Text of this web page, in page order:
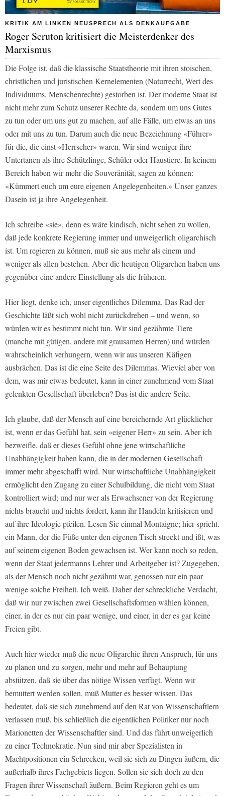
KRITIK AM LINKEN NEUSPRECH ALS DENKAUFGABE
Roger Scruton kritisiert die Meisterdenker des
Marxismus
Die Folge ist, daß die klassische Staatstheorie mit ihren stoischen,
christlichen und juristischen Kernelementen (Naturrecht, Wert des
Individuums, Menschenrechte) gestorben ist. Der moderne Staat ist
nicht mehr zum Schutz unserer Rechte da, sondern um uns Gutes
zu tun oder um uns gut zu machen, auf alle Fälle, um etwas an uns
oder mit uns zu tun. Darum auch die neue Bezeichnung «Führer»
für die, die einst «Herrscher» waren. Wir sind weniger ihre
Untertanen als ihre Schützlinge, Schüler oder Haustiere. In keinem
Bereich haben wir mehr die Souveränität, sagen zu können:
«Kümmert euch um eure eigenen Angelegenheiten.» Unser ganzes
Dasein ist ja ihre Angelegenheit.
Ich schreibe «sie», denn es wäre kindisch, nicht sehen zu wollen,
daß jede konkrete Regierung immer und unweigerlich oligarchisch
ist. Um regieren zu können, muß sie aus mehr als einem und
weniger als allen bestehen. Aber die heutigen Oligarchen haben uns
gegenüber eine andere Einstellung als die früheren.
Hier liegt, denke ich, unser eigentliches Dilemma. Das Rad der
Geschichte läßt sich wohl nicht zurückdrehen – und wenn, so
würden wir es bestimmt nicht tun. Wir sind gezähmte Tiere
(manche mit gütigen, andere mit grausamen Herren) und würden
wahrscheinlich verhungern, wenn wir aus unseren Käfigen
ausbrächen. Das ist die eine Seite des Dilemmas. Wieviel aber von
dem, was mir etwas bedeutet, kann in einer zunehmend vom Staat
gelenkten Gesellschaft überleben? Das ist die andere Seite.
Ich glaube, daß der Mensch auf eine bereichernde Art glücklicher
ist, wenn er das Gefühl hat, sein «eigener Herr» zu sein. Aber ich
bezweiﬂe, daß er dieses Gefühl ohne jene wirtschaftliche
Unabhängigkeit haben kann, die in der modernen Gesellschaft
immer mehr abgeschafft wird. Nur wirtschaftliche Unabhängigkeit
ermöglicht den Zugang zu einer Schulbildung, die nicht vom Staat
kontrolliert wird; und nur wer als Erwachsener von der Regierung
nichts braucht und nichts fordert, kann ihr Handeln kritisieren und
auf ihre Ideologie pfeifen. Lesen Sie einmal Montaigne; hier spricht.
ein Mann, der die Füße unter den eigenen Tisch streckt und ißt, was
auf seinem eigenen Boden gewachsen ist. Wer kann noch so reden,
wenn der Staat jedermanns Lehrer und Arbeitgeber ist? Zugegeben,
als der Mensch noch nicht gezähmt war, genossen nur ein paar
wenige solche Freiheit. Ich weiß. Daher der schreckliche Verdacht,
daß wir nur zwischen zwei Gesellschaftsformen wählen können,
einer, in der es nur ein paar wenige, und einer, in der es gar keine
Freien gibt.
Auch hier wieder muß die neue Oligarchie ihren Anspruch, für uns
zu planen und zu sorgen, mehr und mehr auf Behauptung
abstützen, daß sie über das nötige Wissen verfügt. Wenn wir
bemuttert werden sollen, muß Mutter es besser wissen. Das
bedeutet, daß sie sich zunehmend auf den Rat von Wissenschaftlern
verlassen muß, bis schließlich die eigentlichen Politiker nur noch
Marionetten der Wissenschaftler sind. Und das führt unweigerlich
zu einer Technokratie. Nun sind mir aber Spezialisten in
Machtpositionen ein Schrecken, weil sie sich zu Dingen äußern, die
außerhalb ihres Fachgebiets liegen. Sollen sie sich doch zu den
Fragen ihrer Wissenschaft äußern. Beim Regieren geht es um